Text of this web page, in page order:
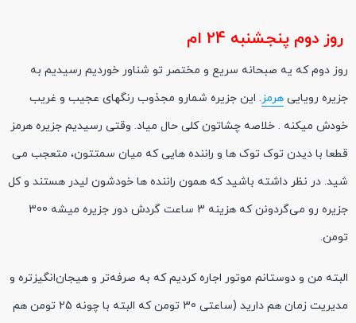
روز دوم پنجشنبه 24 ام
روز دوم که یه صبحانه سریع و مختصر تو شناور خوردیم رسیدیم به
جزیره رویایی هرمز. این جزیره شمارو مجذوب رنگهای عجیب و غریب
خودش میکنه . خلاصه چشاتون کلی حال میاد. وقتی رسیدیم جزیره هرمز
قطعا با دیدن توک توک ها و راننده هایی که میان سمتتون، متعجب می
شید. در نظر داشته باشید که همون راننده ها خودشون لیدر هستند و کل
جزیره رو می‌گردونن که هزینه 3 ساعت گردش دور جزیره میشه 300
تومن.
البته من و دوستانم موتور اجاره کردیم که به صرفه‌تر و هیجان‌انگیزتره و
مدیریت زمان هم دارید (ساعتی 30 تومن که البته با چونه 25 تومن هم